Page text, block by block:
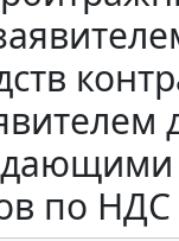
по НДС